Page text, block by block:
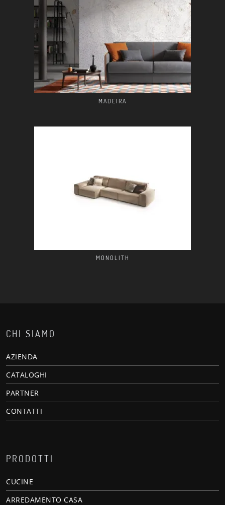
MADEIRA
MONOLITH
CHI SIAMO
AZIENDA
CATALOGHI
PARTNER
CONTATTI
PRODOTTI
CUCINE
ARREDAMENTO CASA